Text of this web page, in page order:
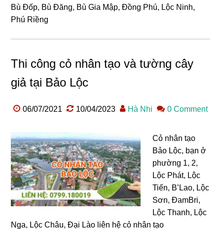
Bù Đốp, Bù Đăng, Bù Gia Mập, Đồng Phú, Lộc Ninh,
Phú Riềng
Thi công cỏ nhân tạo và tường cây
giả tại Bảo Lộc
06/07/2021 10/04/2023 Hà Nhi 0 Comment
Cỏ nhân tạo
Bảo Lộc, bạn ở
phường 1, 2,
Lộc Phát, Lộc
Tiến, B’Lao, Lộc
Sơn, ĐamBri,
Lộc Thanh, Lộc
Nga, Lộc Châu, Đại Lào liên hệ cỏ nhân tạo